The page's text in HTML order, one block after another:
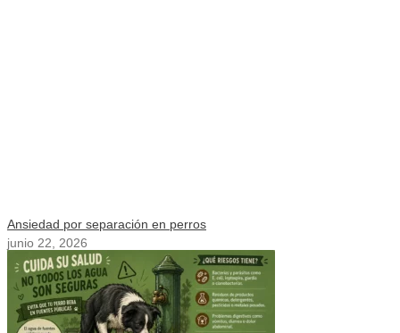
Ansiedad por separación en perros
junio 22, 2026